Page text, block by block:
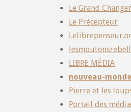
Le Grand
Le Précepteur
LIBRE MÉDIA
nouveau-
Pierre et les
Portail des